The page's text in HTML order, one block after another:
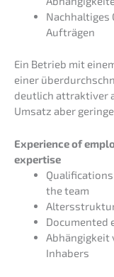
Nachhal­ti­ges
Aufträgen
Ein Betrieb mit
einer
deutlich attrak­ti­ver
Umsatz aber
Experi­ence of
expertise
the team
Documen­ted
Abhän­gig­keit
Inhabers